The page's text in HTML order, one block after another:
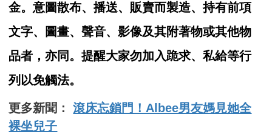
金。意圖散布、播送、販賣而製造、持有前項
文字、圖畫、聲音、影像及其附著物或其他物
品者，亦同。提醒大家勿加入跪求、私給等行
列以免觸法。
更多新聞：滾床忘鎖門！Albee男友媽見她全
裸坐兒子